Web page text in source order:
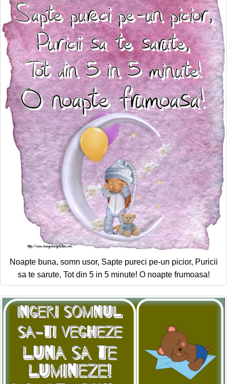
Noapte buna, somn usor, Sapte pureci pe-un picior, Puricii
sa te sarute, Tot din 5 in 5 minute! O noapte frumoasa!